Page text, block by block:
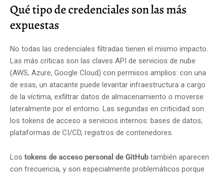
Qué tipo de credenciales son las más
expuestas
No todas las credenciales filtradas tienen el mismo impacto.
Las más críticas son las claves API de servicios de nube
(AWS, Azure, Google Cloud) con permisos amplios: con una
de esas, un atacante puede levantar infraestructura a cargo
de la víctima, exfiltrar datos de almacenamiento o moverse
lateralmente por el entorno. Las segundas en criticidad son
los tokens de acceso a servicios internos: bases de datos,
plataformas de CI/CD, registros de contenedores.
Los tokens de acceso personal de GitHub también aparecen
con frecuencia, y son especialmente problemáticos porque